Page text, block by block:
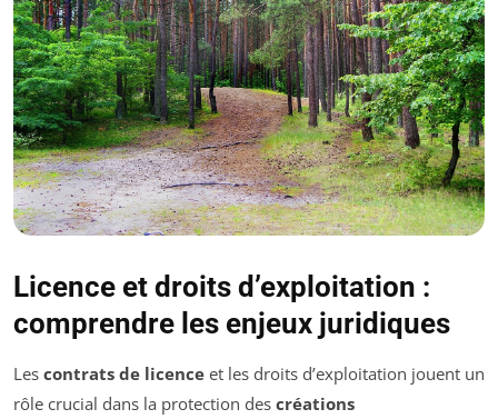
Licence et droits d’exploitation :
comprendre les enjeux juridiques
Les contrats de licence et les droits d’exploitation jouent un
rôle crucial dans la protection des créations